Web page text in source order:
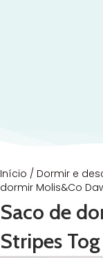
Início / Dormir e
dormir Molis&Co
Saco de
Stripes